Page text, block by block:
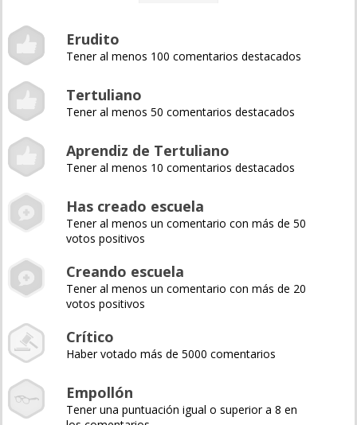
Erudito
Tener al menos 100 comentarios destacados
Tertuliano
Tener al menos 50 comentarios destacados
Aprendiz de Tertuliano
Tener al menos 10 comentarios destacados
Has creado escuela
Tener al menos un comentario con más de 50
votos positivos
Creando escuela
Tener al menos un comentario con más de 20
votos positivos
Crítico
Haber votado más de 5000 comentarios
Empollón
Tener una puntuación igual o superior a 8 en